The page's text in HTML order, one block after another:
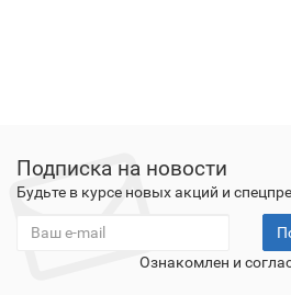
Подписка на новости
Будьте в курсе новых акций и
Ознакомлен и